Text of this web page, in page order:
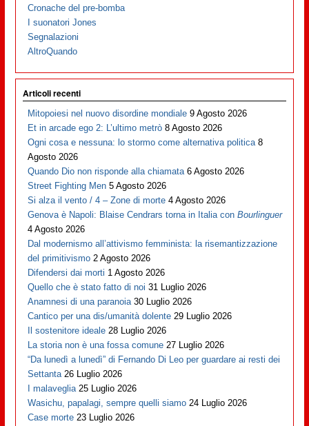
Cronache del pre-bomba
I suonatori Jones
Segnalazioni
AltroQuando
Articoli recenti
Mitopoiesi nel nuovo disordine mondiale 9 Agosto 2026
Et in arcade ego 2: L’ultimo metrò 8 Agosto 2026
Ogni cosa e nessuna: lo stormo come alternativa politica 8
Agosto 2026
Quando Dio non risponde alla chiamata 6 Agosto 2026
Street Fighting Men 5 Agosto 2026
Si alza il vento / 4 – Zone di morte 4 Agosto 2026
Genova è Napoli: Blaise Cendrars torna in Italia conBourlinguer
4 Agosto 2026
Dal modernismo all’attivismo femminista: la risemantizzazione
del primitivismo 2 Agosto 2026
Difendersi dai morti 1 Agosto 2026
Quello che è stato fatto di noi 31 Luglio 2026
Anamnesi di una paranoia 30 Luglio 2026
Cantico per una dis/umanità dolente 29 Luglio 2026
Il sostenitore ideale 28 Luglio 2026
La storia non è una fossa comune 27 Luglio 2026
“Da lunedì a lunedì” di Fernando Di Leo per guardare ai resti dei
Settanta 26 Luglio 2026
I malaveglia 25 Luglio 2026
Wasichu, papalagi, sempre quelli siamo 24 Luglio 2026
Case morte 23 Luglio 2026